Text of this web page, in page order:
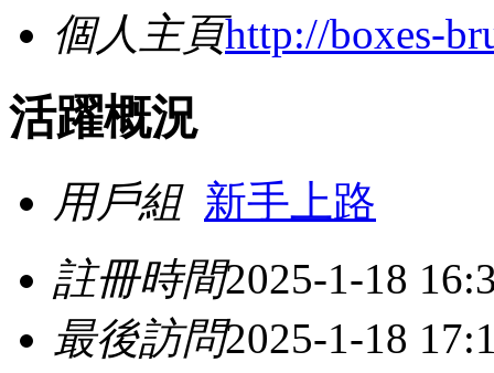
個人主頁http://boxes-
活躍概況
用戶組 新手上路
註冊時間2025-1-18
最後訪問2025-1-18